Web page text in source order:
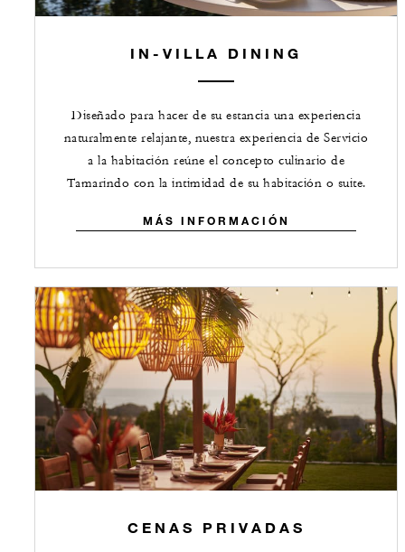
IN-VILLA DINING
Diseñado para hacer de su estancia una experiencia
naturalmente relajante, nuestra experiencia de Servicio
a la habitación reúne el concepto culinario de
Tamarindo con la intimidad de su habitación o suite.
MÁS INFORMACIÓN
CENAS PRIVADAS